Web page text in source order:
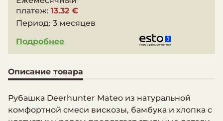
платеж:13.32 €
Период:3 месяцев
Подробнее
Описание товара
Рубашка Deerhunter Mateo из натуральной
комфортной смеси вискозы, бамбука и хлопка с